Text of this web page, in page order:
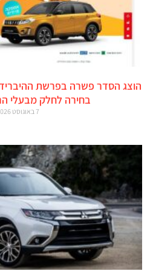
בחירה לחלק מבעלי
7 באוגוסט 2026